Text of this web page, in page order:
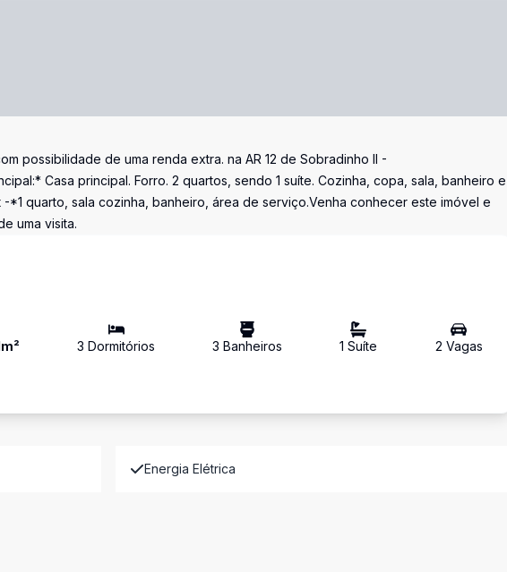
possibilidade de uma renda extra. na AR 12 de Sobradinho II -
Casa principal. Forro. 2 quartos, sendo 1 suíte. Cozinha, copa, sala, banheiro e
*1 quarto, sala cozinha, banheiro, área de serviço.Venha conhecer este imóvel e
uma visita.
m² 3 Dormitórios 3 Banheiros 1 Suíte 2 Vagas
Energia Elétrica